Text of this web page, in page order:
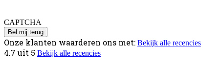
CAPTCHA
Onze klanten waarderen ons met: Bekijk alle recencies
4.7 uit 5 Bekijk alle recencies